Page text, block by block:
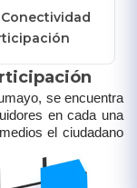
Conectividad
se encuentra
en cada una
el ciudadano